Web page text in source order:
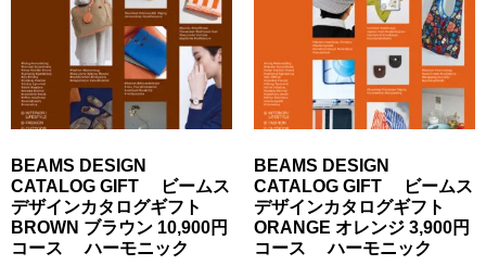
BEAMS DESIGN
CATALOG GIFT ビームス
デザインカタログギフト
BROWN ブラウン 10,900円
コース ハーモニック
BEAMS DESIGN
CATALOG GIFT ビームス
デザインカタログギフト
ORANGE オレンジ 3,900円
コース ハーモニック